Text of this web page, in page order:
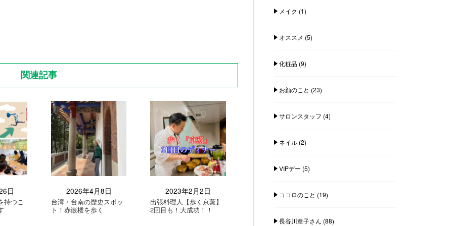
関連記事
日
持つこ
2026年4月8日
台湾・台南の歴史スポッ
ト！赤嵌楼を歩く
2023年2月2日
出張料理人【歩く京蒸】
2回目も！大成功！！
メイク (1)
オススメ (5)
化粧品(9)
お顔のこと (23)
サロンスタッフ (4)
ネイル(2)
VIPデー (5)
ココロのこと (19)
長谷川章子さん (88)